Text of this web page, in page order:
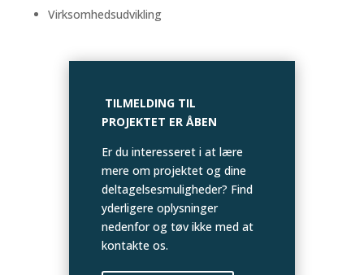
Virksomhedsudvikling
TILMELDING TIL
PROJEKTET ER ÅBEN
Er du interesseret i at lære
mere om projektet og dine
deltagelsesmuligheder? Find
yderligere oplysninger
nedenfor og tøv ikke med at
kontakte os.